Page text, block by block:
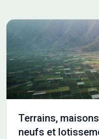
les environs, notamment
primaires ainsi qu'un
commerces à proximité. NOUS CONTACTER Ce terrain est
vendu par un partenaire
prix de 99 000 euros. Pour plus d'informations et découvrir ce
terrain, n'hésitez pas à
96-64. Il vous
Terrains,
neufs et